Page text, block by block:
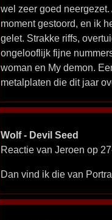
wel zeer goed
moment gestoord, en ik
gelet. Strakke riffs,
ongelooflijk fijne
woman en My demon.
metalplaten die dit jaar
Wolf - Devil Seed
Reactie van Jeroen op
Dan vind ik die van